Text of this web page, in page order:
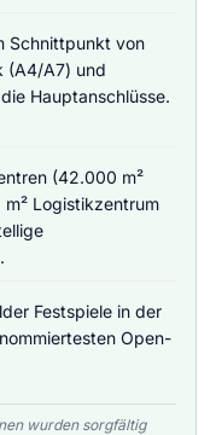
Schnittpunkt von
(A4/A7) und
Hauptanschlüsse.
(42.000 m²
m² Logistikzentrum
Festspiele in der
Open-
wurden sorgfältig